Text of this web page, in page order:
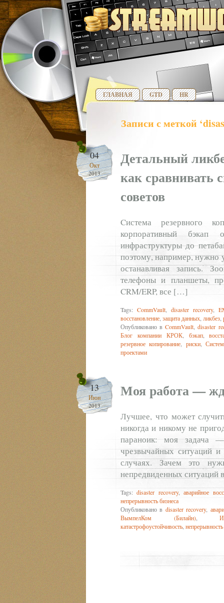
ГЛАВНАЯ GTD HR
Записи с меткой
04
Окт
2013
Детальный
как сравнивать
советов
Cистема резервного
корпоративный
инфраструктуры до
поэтому, например, нужно
останавливая запись.
телефоны и планшеты,
CRM/ERP, все […]
Tags: CommVault disaster recovery,
восстановление защита данных ликбез
Опубликовано вCommVault ,disaster
Блог компании КРОК, бэкап,
резервное копирование
риски,
проектами
13
Июн
2013
Моя работа —
Лучшее, что может
никогда и никому не
параноик: моя задача —
чрезвычайных ситуаций
случаях. Зачем это
непредвиденных ситуаций
Tags:disaster recovery,аварийное
непрерывность бизнеса
Опубликовано в disaster recovery,
ВымпелКом (Билайн),
катастрофоустойчивость непрерывность